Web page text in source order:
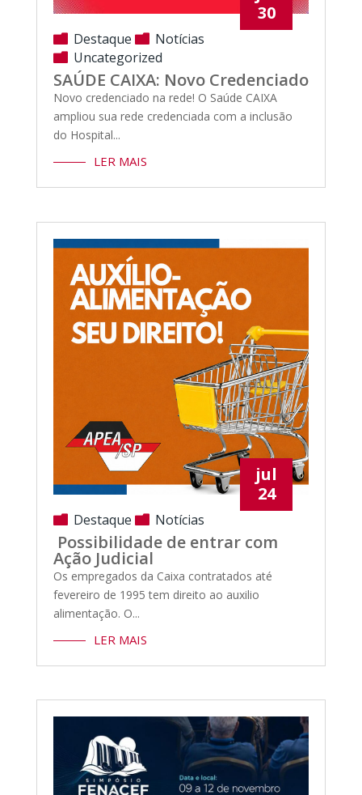
SAÚDE CAIXA: Novo Credenciado
30
Destaque
Notícias
Uncategorized
Novo credenciado na rede! O Saúde CAIXA
ampliou sua rede credenciada com a inclusão
do Hospital...
LER MAIS
Possibilidade de entrar com
Ação Judicial
jul
24
Destaque Notícias
Os empregados da Caixa contratados até
fevereiro de 1995 tem direito ao auxilio
alimentação. O...
LER MAIS